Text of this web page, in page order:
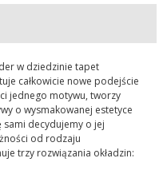
w dziedzinie tapet
całkowicie nowe podejście
jednego motywu, tworzy
o wysmakowanej estetyce
decydujemy o jej
od rodzaju
trzy rozwiązania okładzin: